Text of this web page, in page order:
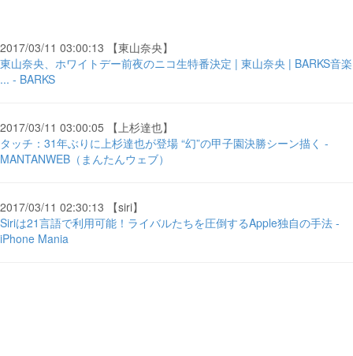
2017/03/11 03:00:13 【東山奈央】
東山奈央、ホワイトデー前夜のニコ生特番決定 | 東山奈央 | BARKS音楽
... - BARKS
2017/03/11 03:00:05 【上杉達也】
タッチ：31年ぶりに上杉達也が登場 “幻”の甲子園決勝シーン描く -
MANTANWEB（まんたんウェブ）
2017/03/11 02:30:13 【siri】
Siriは21言語で利用可能！ライバルたちを圧倒するApple独自の手法 -
iPhone Mania